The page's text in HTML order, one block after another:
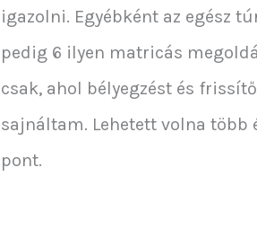
igazolni. Egyébként az egész
pedig 6 ilyen matricás
csak, ahol bélyegzést és
sajnáltam. Lehetett volna több
pont.